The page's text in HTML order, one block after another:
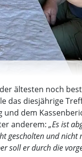
ältesten noch
das diesjährige
dem
anderem: „Es ist
gescholten und
soll er durch die